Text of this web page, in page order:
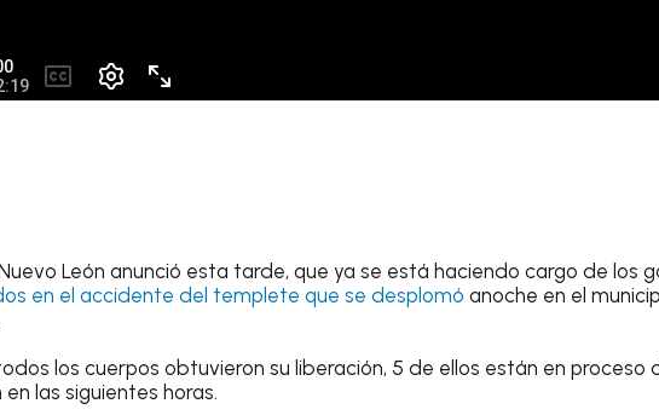
León anunció esta tarde, que ya se está haciendo cargo de los
en el accidente del templete que se desplomó anoche en el
los cuerpos obtuvieron su liberación, 5 de ellos están en proceso
las siguientes horas.